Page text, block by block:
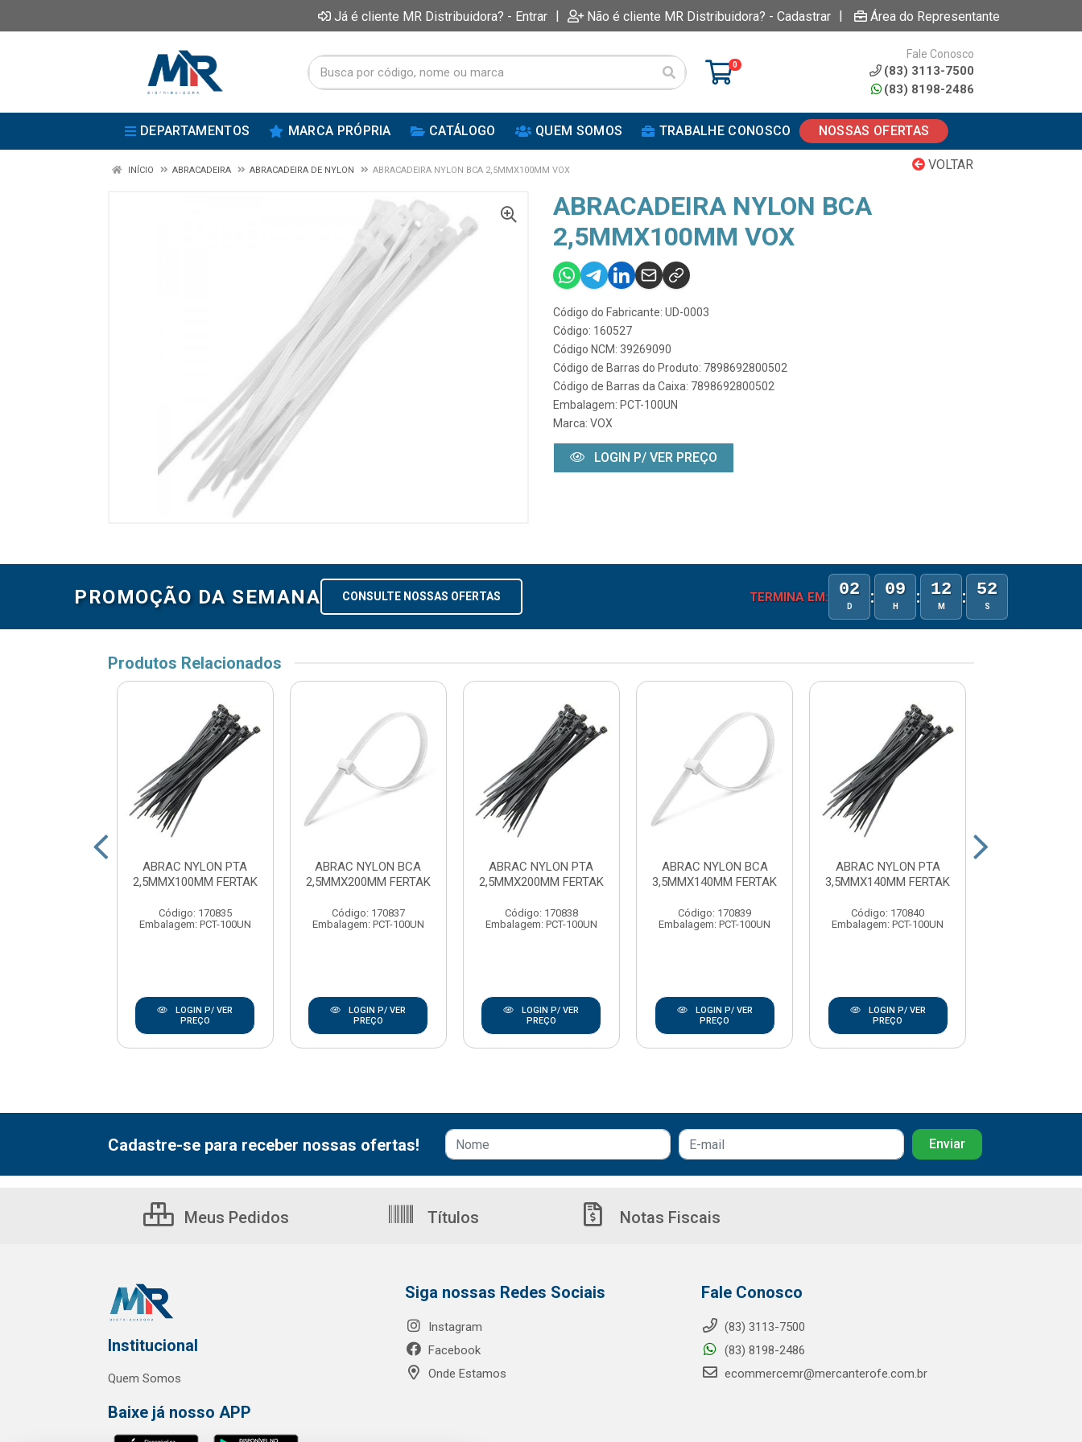
Já é cliente MR Distribuidora? - Entrar | Não é cliente MR Distribuidora? - Cadastrar | Área do Representante
0
Fale Conosco
(83) 3113-7500
(83) 8198-2486
DEPARTAMENTOS MARCA PRÓPRIA CATÁLOGO QUEM SOMOS TRABALHE CONOSCO NOSSAS OFERTAS
VOLTAR
INÍCIO ABRACADEIRA ABRACADEIRA DE NYLON ABRACADEIRA NYLON BCA 2,5MMX100MM VOX
ABRACADEIRA NYLON BCA
2,5MMX100MM VOX
Código do Fabricante: UD-0003
Código: 160527
Código NCM: 39269090
Código de Barras do Produto: 7898692800502
Código de Barras da Caixa: 7898692800502
Embalagem: PCT-100UN
Marca: VOX
LOGIN P/ VER PREÇO
PROMOÇÃO DA SEMANA CONSULTE NOSSAS OFERTAS TERMINA EM: 02
D : 09
H : 12
M : 52
S
Produtos Relacionados
ABRAC NYLON PTA
2,5MMX100MM FERTAK
Código: 170835
Embalagem: PCT-100UN
LOGIN P/ VER
PREÇO
ABRAC NYLON BCA
2,5MMX200MM FERTAK
Código: 170837
Embalagem: PCT-100UN
LOGIN P/ VER
PREÇO
ABRAC NYLON PTA
2,5MMX200MM FERTAK
Código: 170838
Embalagem: PCT-100UN
LOGIN P/ VER
PREÇO
ABRAC NYLON BCA
3,5MMX140MM FERTAK
Código: 170839
Embalagem: PCT-100UN
LOGIN P/ VER
PREÇO
ABRAC NYLON PTA
3,5MMX140MM FERTAK
Código: 170840
Embalagem: PCT-100UN
LOGIN P/ VER
PREÇO
Cadastre-se para receber nossas ofertas!
Meus Pedidos Títulos Notas Fiscais
Institucional
Quem Somos
Baixe já nosso APP
Siga nossas Redes Sociais
Instagram
Facebook
Onde Estamos
Fale Conosco
(83) 3113-7500
(83) 8198-2486
ecommercemr@mercanterofe.com.br